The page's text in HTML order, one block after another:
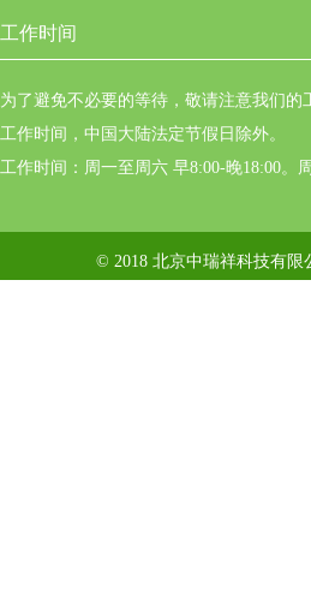
工作时间
为了避免不必要的等待，敬请注意我们的
工作时间，中国大陆法定节假日除外。
工作时间：周一至周六 早8:00-晚18:00。
© 2018 北京中瑞祥科技有限